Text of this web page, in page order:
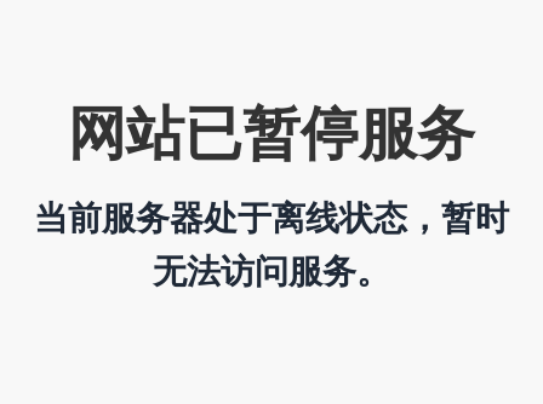
网站已暂停服务
当前服务器处于离线状态，暂时
无法访问服务。